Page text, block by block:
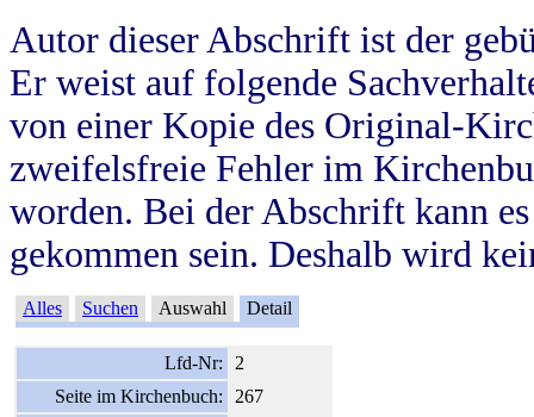
Autor dieser Abschrift ist der
Er weist auf folgende
von einer Kopie des Original-
zweifelsfreie Fehler im
worden. Bei der Abschrift kann
gekommen sein. Deshalb wird
Alles Suchen Auswahl Detail
Lfd-Nr:
2
Seite im Kirchenbuch:
267